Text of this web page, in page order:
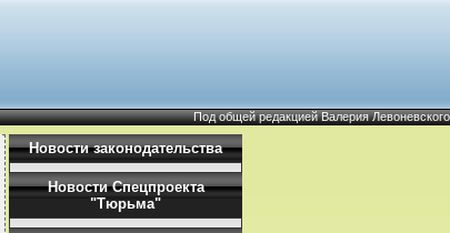
Под общей редакцией Валерия Левоневского
Новости законодательства
Новости Спецпроекта
"Тюрьма"